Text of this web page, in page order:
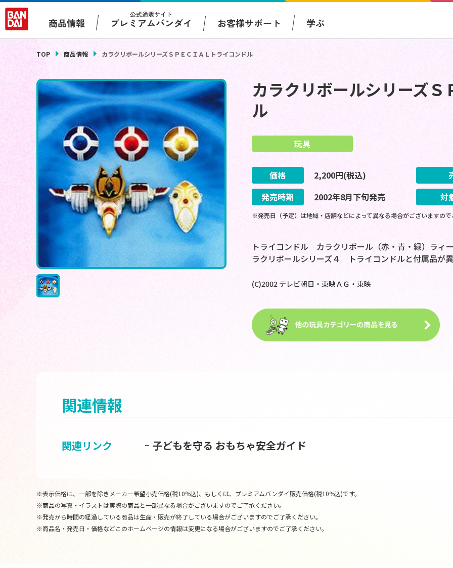
商品情報
公式通販サイト
プレミアムバンダイ お客様サポート 学ぶ
TOP 商品情報 カラクリボールシリーズＳＰＥＣＩＡＬトライコンドル
カラクリボールシリーズ
ル
玩具
価格 2,200円(税込)
発売時期
2002年8月下旬発売 対
※発売日（予定）は地域・店舗などによって異なる場合がございますの
トライコンドル カラクリボール（赤・青・緑）ラ
ラクリボールシリーズ４ トライコンドルと付属品が
(C)2002 テレビ朝日・東映ＡＧ・東映
関連情報
関連リンク 子どもを守る おもちゃ安全ガイド
※表示価格は、一部を除きメーカー希望小売価格(税10%込)、もしくは、プレミアムバンダイ販売価格(税10%込)です。
※商品の写真・イラストは実際の商品と一部異なる場合がございますのでご了承ください。
※発売から時間の経過している商品は生産・販売が終了している場合がございますのでご了承ください。
※商品名・発売日・価格などこのホームページの情報は変更になる場合がございますのでご了承ください。